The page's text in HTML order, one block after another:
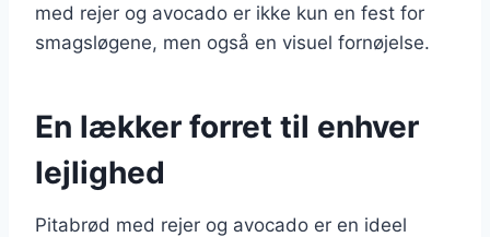
med rejer og avocado er ikke kun en fest for
smagsløgene, men også en visuel fornøjelse.
En lækker forret til enhver
lejlighed
Pitabrød med rejer og avocado er en ideel